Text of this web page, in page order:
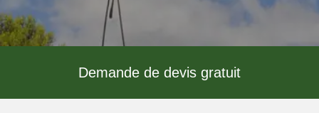
Demande de devis gratuit